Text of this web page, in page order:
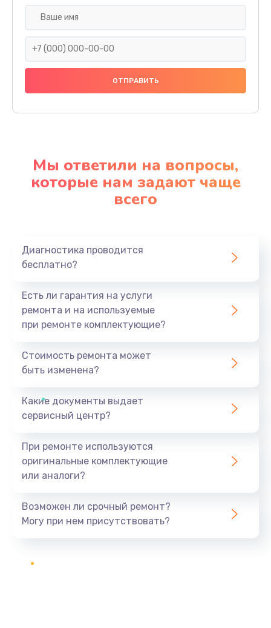
Мы ответили на вопросы,
которые нам задают чаще
всего
Диагностика проводится
бесплатно?
Есть ли гарантия на услуги
ремонта и на используемые
при ремонте комплектующие?
Стоимость ремонта может
быть изменена?
Какие документы выдает
сервисный центр?
При ремонте используются
оригинальные комплектующие
или аналоги?
Возможен ли срочный ремонт?
Могу при нем присутствовать?